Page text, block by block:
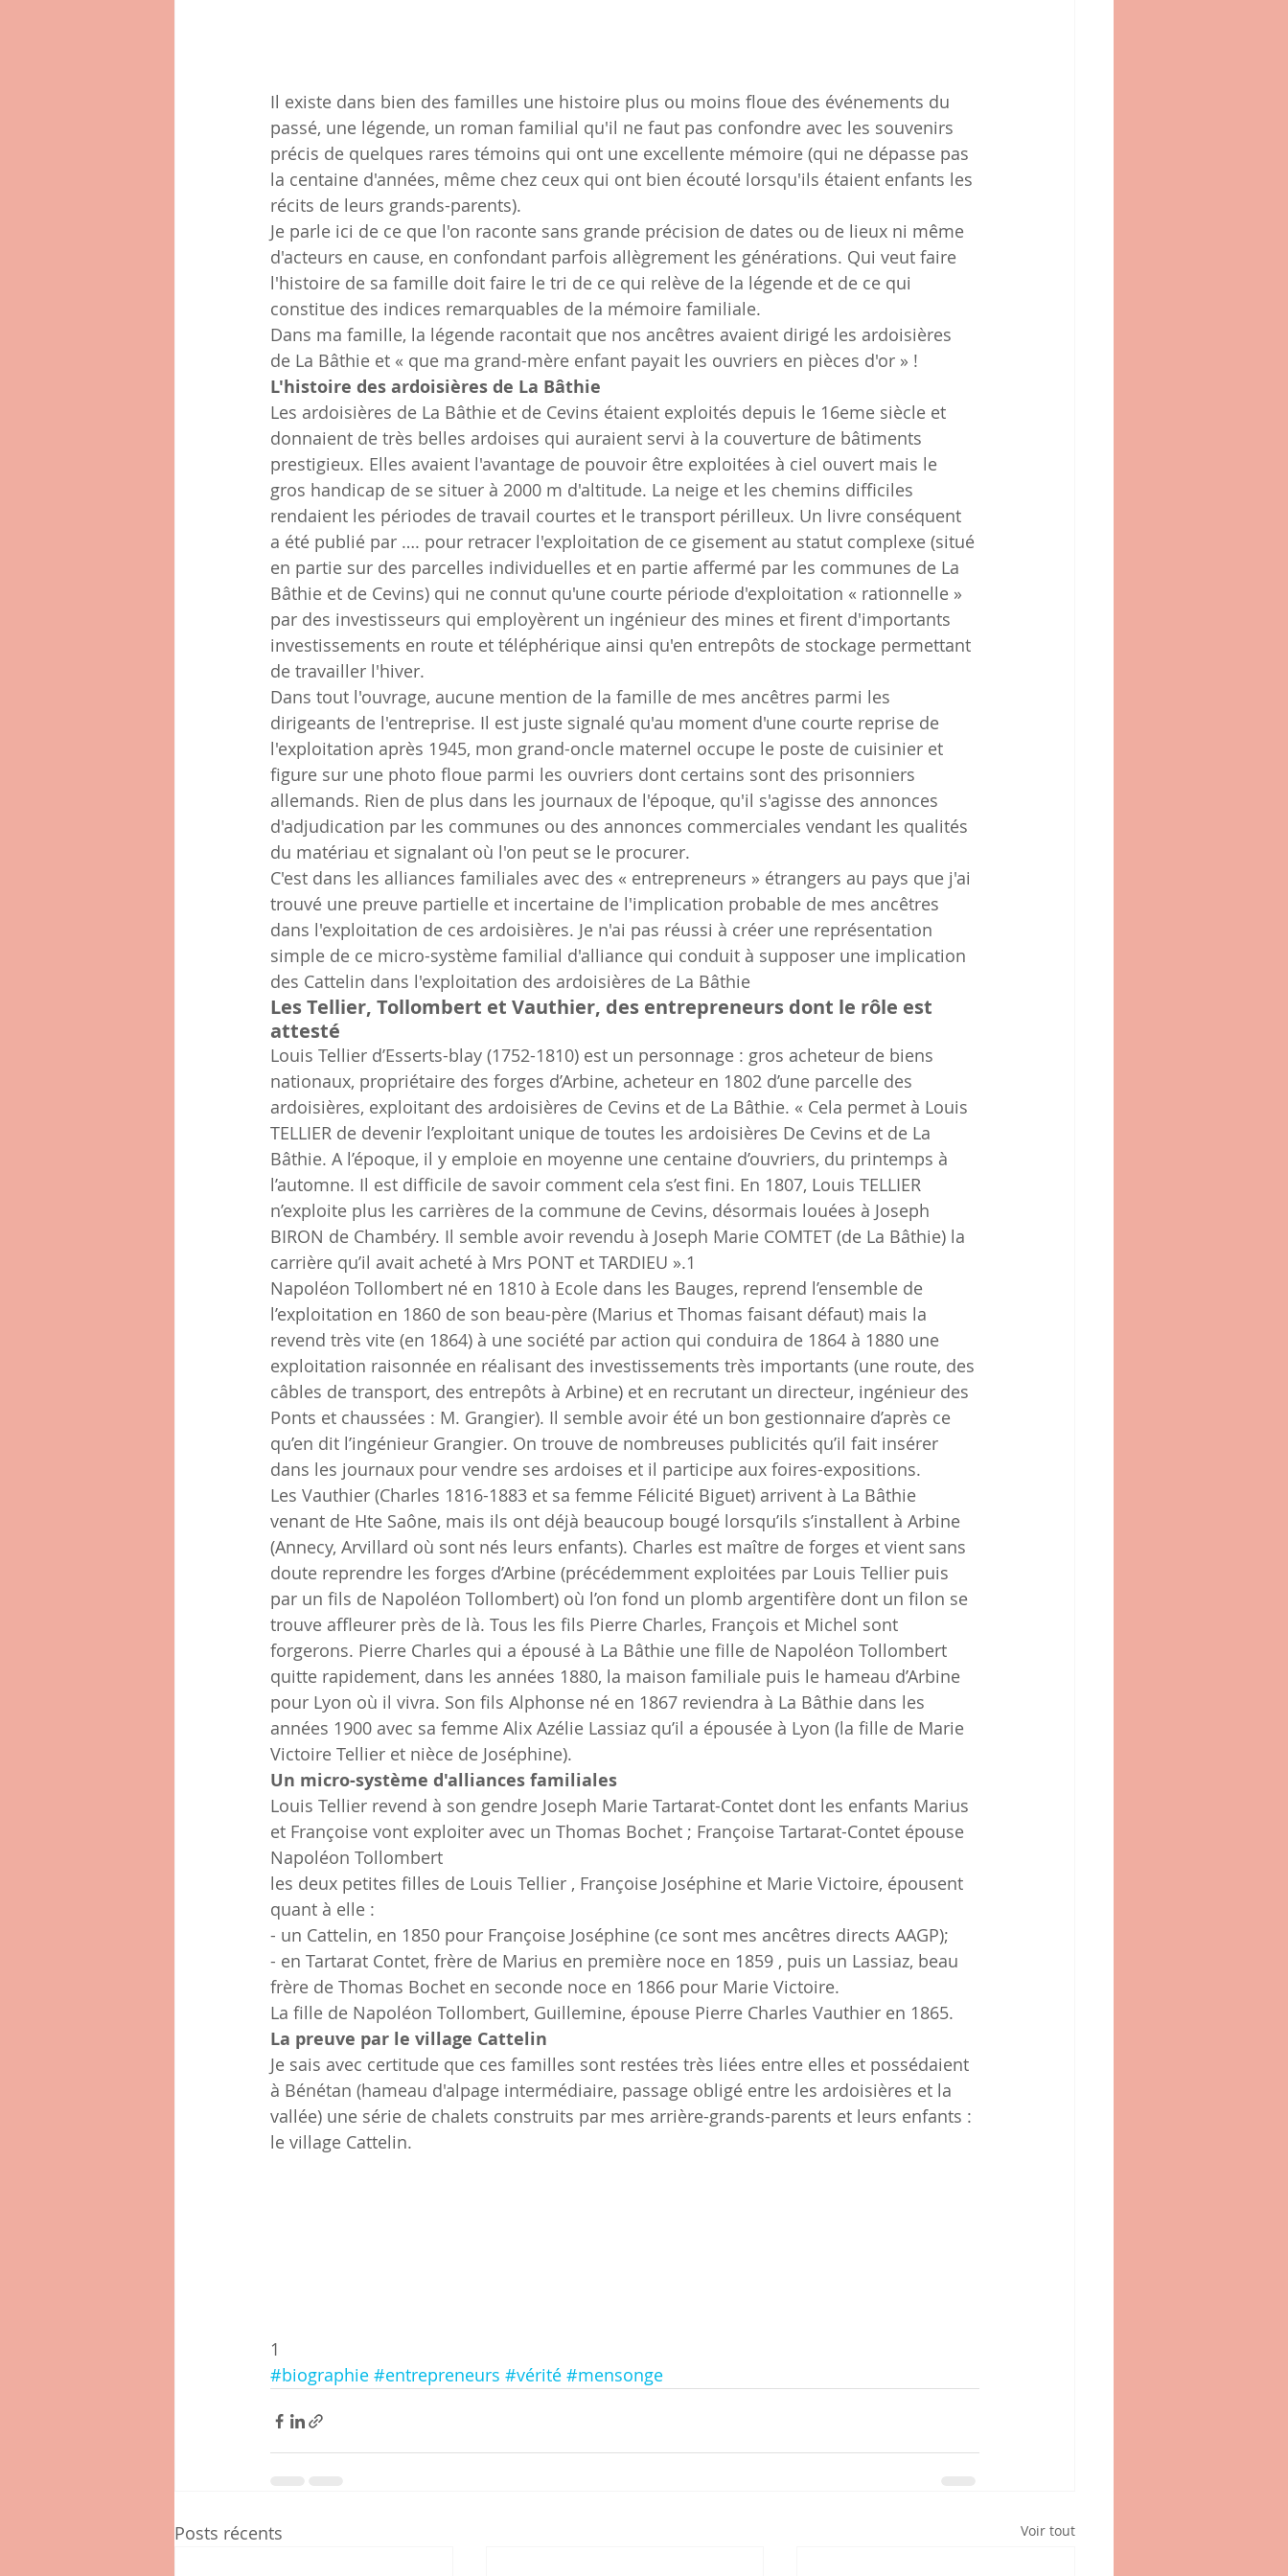
Il existe dans bien des familles une histoire plus ou moins floue des événements du
passé, une légende, un roman familial qu'il ne faut pas confondre avec les souvenirs
précis de quelques rares témoins qui ont une excellente mémoire (qui ne dépasse pas
la centaine d'années, même chez ceux qui ont bien écouté lorsqu'ils étaient enfants les
récits de leurs grands-parents).
Je parle ici de ce que l'on raconte sans grande précision de dates ou de lieux ni même
d'acteurs en cause, en confondant parfois allègrement les générations. Qui veut faire
l'histoire de sa famille doit faire le tri de ce qui relève de la légende et de ce qui
constitue des indices remarquables de la mémoire familiale.
Dans ma famille, la légende racontait que nos ancêtres avaient dirigé les ardoisières
de La Bâthie et « que ma grand-mère enfant payait les ouvriers en pièces d'or » !
L'histoire des ardoisières de La Bâthie
Les ardoisières de La Bâthie et de Cevins étaient exploités depuis le 16eme siècle et
donnaient de très belles ardoises qui auraient servi à la couverture de bâtiments
prestigieux. Elles avaient l'avantage de pouvoir être exploitées à ciel ouvert mais le
gros handicap de se situer à 2000 m d'altitude. La neige et les chemins difficiles
rendaient les périodes de travail courtes et le transport périlleux. Un livre conséquent
a été publié par …. pour retracer l'exploitation de ce gisement au statut complexe (situé
en partie sur des parcelles individuelles et en partie affermé par les communes de La
Bâthie et de Cevins) qui ne connut qu'une courte période d'exploitation « rationnelle »
par des investisseurs qui employèrent un ingénieur des mines et firent d'importants
investissements en route et téléphérique ainsi qu'en entrepôts de stockage permettant
de travailler l'hiver.
Dans tout l'ouvrage, aucune mention de la famille de mes ancêtres parmi les
dirigeants de l'entreprise. Il est juste signalé qu'au moment d'une courte reprise de
l'exploitation après 1945, mon grand-oncle maternel occupe le poste de cuisinier et
figure sur une photo floue parmi les ouvriers dont certains sont des prisonniers
allemands. Rien de plus dans les journaux de l'époque, qu'il s'agisse des annonces
d'adjudication par les communes ou des annonces commerciales vendant les qualités
du matériau et signalant où l'on peut se le procurer.
C'est dans les alliances familiales avec des « entrepreneurs » étrangers au pays que j'ai
trouvé une preuve partielle et incertaine de l'implication probable de mes ancêtres
dans l'exploitation de ces ardoisières. Je n'ai pas réussi à créer une représentation
simple de ce micro-système familial d'alliance qui conduit à supposer une implication
des Cattelin dans l'exploitation des ardoisières de La Bâthie
Les Tellier, Tollombert et Vauthier, des entrepreneurs dont le rôle est
attesté
Louis Tellier d’Esserts-blay (1752-1810) est un personnage : gros acheteur de biens
nationaux, propriétaire des forges d’Arbine, acheteur en 1802 d’une parcelle des
ardoisières, exploitant des ardoisières de Cevins et de La Bâthie. « Cela permet à Louis
TELLIER de devenir l’exploitant unique de toutes les ardoisières De Cevins et de La
Bâthie. A l’époque, il y emploie en moyenne une centaine d’ouvriers, du printemps à
l’automne. Il est difficile de savoir comment cela s’est fini. En 1807, Louis TELLIER
n’exploite plus les carrières de la commune de Cevins, désormais louées à Joseph
BIRON de Chambéry. Il semble avoir revendu à Joseph Marie COMTET (de La Bâthie) la
carrière qu’il avait acheté à Mrs PONT et TARDIEU ».1
Napoléon Tollombert né en 1810 à Ecole dans les Bauges, reprend l’ensemble de
l’exploitation en 1860 de son beau-père (Marius et Thomas faisant défaut) mais la
revend très vite (en 1864) à une société par action qui conduira de 1864 à 1880 une
exploitation raisonnée en réalisant des investissements très importants (une route, des
câbles de transport, des entrepôts à Arbine) et en recrutant un directeur, ingénieur des
Ponts et chaussées : M. Grangier). Il semble avoir été un bon gestionnaire d’après ce
qu’en dit l’ingénieur Grangier. On trouve de nombreuses publicités qu’il fait insérer
dans les journaux pour vendre ses ardoises et il participe aux foires-expositions.
Les Vauthier (Charles 1816-1883 et sa femme Félicité Biguet) arrivent à La Bâthie
venant de Hte Saône, mais ils ont déjà beaucoup bougé lorsqu’ils s’installent à Arbine
(Annecy, Arvillard où sont nés leurs enfants). Charles est maître de forges et vient sans
doute reprendre les forges d’Arbine (précédemment exploitées par Louis Tellier puis
par un fils de Napoléon Tollombert) où l’on fond un plomb argentifère dont un filon se
trouve affleurer près de là. Tous les fils Pierre Charles, François et Michel sont
forgerons. Pierre Charles qui a épousé à La Bâthie une fille de Napoléon Tollombert
quitte rapidement, dans les années 1880, la maison familiale puis le hameau d’Arbine
pour Lyon où il vivra. Son fils Alphonse né en 1867 reviendra à La Bâthie dans les
années 1900 avec sa femme Alix Azélie Lassiaz qu’il a épousée à Lyon (la fille de Marie
Victoire Tellier et nièce de Joséphine).
Un micro-système d'alliances familiales
Louis Tellier revend à son gendre Joseph Marie Tartarat-Contet dont les enfants Marius
et Françoise vont exploiter avec un Thomas Bochet ; Françoise Tartarat-Contet épouse
Napoléon Tollombert
les deux petites filles de Louis Tellier , Françoise Joséphine et Marie Victoire, épousent
quant à elle :
- un Cattelin, en 1850 pour Françoise Joséphine (ce sont mes ancêtres directs AAGP);
- en Tartarat Contet, frère de Marius en première noce en 1859 , puis un Lassiaz, beau
frère de Thomas Bochet en seconde noce en 1866 pour Marie Victoire.
La fille de Napoléon Tollombert, Guillemine, épouse Pierre Charles Vauthier en 1865.
La preuve par le village Cattelin
Je sais avec certitude que ces familles sont restées très liées entre elles et possédaient
à Bénétan (hameau d'alpage intermédiaire, passage obligé entre les ardoisières et la
vallée) une série de chalets construits par mes arrière-grands-parents et leurs enfants :
le village Cattelin.
1
#biographie #entrepreneurs #vérité #mensonge
Posts récents Voir tout